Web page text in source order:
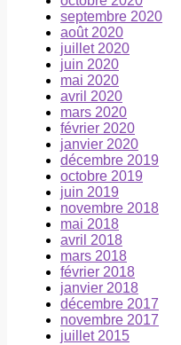
septembre 2020
août 2020
juillet 2020
juin 2020
mai 2020
avril 2020
mars 2020
février 2020
janvier 2020
décembre 2019
octobre 2019
juin 2019
novembre 2018
mai 2018
avril 2018
mars 2018
février 2018
janvier 2018
décembre 2017
novembre 2017
juillet 2015